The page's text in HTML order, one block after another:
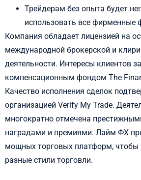
Трейдерам без опыта будет
использовать все фирменные
Компания обладает лицензией на
международной брокерской и
деятельности. Интересы клиентов
компенсационным фондом The
Качество исполнения сделок
организацией Verify My Trade.
многократно отмечена
наградами и премиями. Лайм ФХ
мощных торговых платформ, чтобы
разные стили торговли.